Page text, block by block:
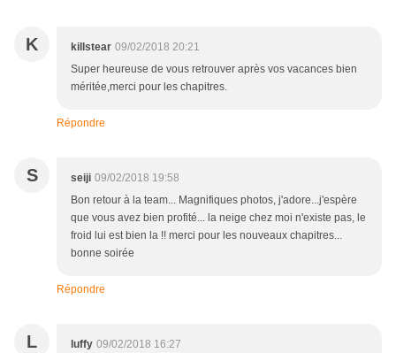
K killstear 09/02/2018 20:21
Super heureuse de vous retrouver après vos vacances bien
méritée,merci pour les chapitres.
Répondre
S seiji 09/02/2018 19:58
Bon retour à la team... Magnifiques photos, j'adore...j'espère
que vous avez bien profité... la neige chez moi n'existe pas, le
froid lui est bien la !! merci pour les nouveaux chapitres...
bonne soirée
Répondre
L luffy 09/02/2018 16:27